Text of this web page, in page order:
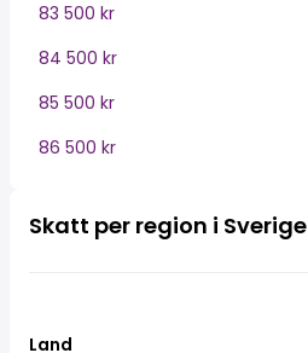
83 500 kr
84 500 kr
85 500 kr
86 500 kr
Skatt per region i Sverige
Land